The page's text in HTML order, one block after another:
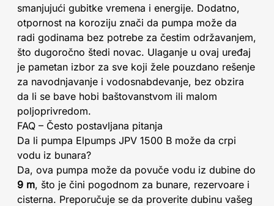
smanjujući gubitke vremena i energije. Dodatno,
otpornost na koroziju znači da pumpa može da
radi godinama bez potrebe za čestim održavanjem,
što dugoročno štedi novac. Ulaganje u ovaj uređaj
je pametan izbor za sve koji žele pouzdano rešenje
za navodnjavanje i vodosnabdevanje, bez obzira
da li se bave hobi baštovanstvom ili malom
poljoprivredom.
FAQ – Često postavljana pitanja
Da li pumpa Elpumps JPV 1500 B može da crpi
vodu iz bunara?
Da, ova pumpa može da povuče vodu iz dubine do
9 m, što je čini pogodnom za bunare, rezervoare i
cisterna. Preporučuje se da proverite dubinu vašeg